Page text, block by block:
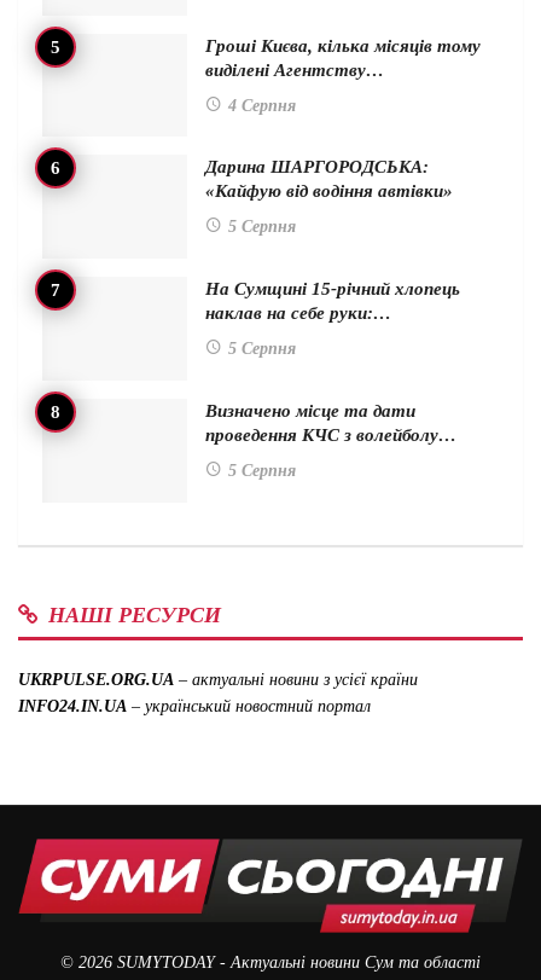
Гроші Києва, кілька місяців тому
виділені Агентству…
4 Серпня
Дарина ШАРГОРОДСЬКА:
«Кайфую від водіння автівки»
5 Серпня
На Сумщині 15-річний хлопець
наклав на себе руки:…
5 Серпня
Визначено місце та дати
проведення КЧС з волейболу…
5 Серпня
НАШІ РЕСУРСИ
UKRPULSE.ORG.UA – актуальні новини з усієї країни
INFO24.IN.UA – український новостний портал
© 2026 SUMYTODAY- Актуальні новини Сум та області